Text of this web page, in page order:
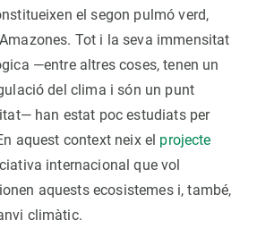
el segon pulmó verd,
Tot i la seva immensitat
—entre altres coses, tenen un
del clima i són un punt
han estat poc estudiats per
aquest context neix el projecte
internacional que vol
aquests ecosistemes i, també,
climàtic.